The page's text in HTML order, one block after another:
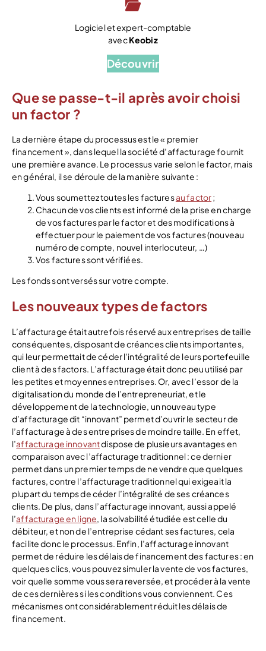
Logiciel et expert-comptable
avecKeobiz
Découvrir
Que se passe-t-il après avoir choisi
un factor ?
La dernière étape du processus est le « premier
financement », dans lequel la société d’affacturage fournit
une première avance. Le processus varie selon le factor, mais
en général, il se déroule de la manière suivante :
Vous soumettez toutes les facturesau factor;
Chacun de vos clients est informé de la prise en charge
de vos factures par le factor et des modifications à
effectuer pour le paiement de vos factures (nouveau
numéro de compte, nouvel interlocuteur, …)
Vos factures sont vérifiées.
Les fonds sont versés sur votre compte.
Les nouveaux types de factors
L’affacturage était autrefois réservé aux entreprises de taille
conséquentes, disposant de créances clients importantes,
qui leur permettait de céder l’intégralité de leurs portefeuille
client à des factors. L’affacturage était donc peu utilisé par
les petites et moyennes entreprises. Or, avec l’essor de la
digitalisation du monde de l’entrepreneuriat, et le
développement de la technologie, un nouveau type
d’affacturage dit “innovant” permet d’ouvrir le secteur de
l’affacturage à des entreprises de moindre taille. En effet,
l’affacturage innovantdispose de plusieurs avantages en
comparaison avec l’affacturage traditionnel : ce dernier
permet dans un premier temps de ne vendre que quelques
factures, contre l’affacturage traditionnel qui exigeait la
plupart du temps de céder l’intégralité de ses créances
clients. De plus, dans l’affacturage innovant, aussi appelé
l’affacturage en ligne , la solvabilité étudiée est celle du
débiteur, et non de l’entreprise cédant ses factures, cela
facilite donc le processus. Enfin, l’affacturage innovant
permet de réduire les délais de financement des factures : en
quelques clics, vous pouvez simuler la vente de vos factures,
voir quelle somme vous sera reversée, et procéder à la vente
de ces dernières si les conditions vous conviennent. Ces
mécanismes ont considérablement réduit les délais de
financement.